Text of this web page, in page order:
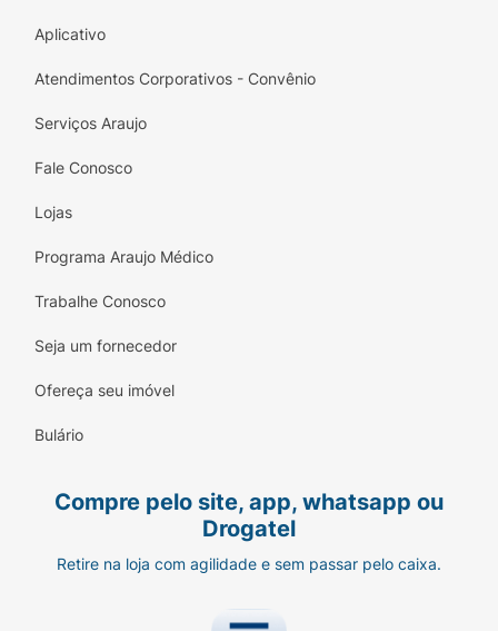
Aromas artificiais
leite (Thermax 690 e Provon 292), cacau em
Aplicativo
Atendimentos Corporativos - Convênio
Serviços Araujo
Fale Conosco
Lojas
Programa Araujo Médico
Trabalhe Conosco
Seja um fornecedor
Ofereça seu imóvel
Bulário
Compre pelo site, app, whatsapp ou
Drogatel
Retire na loja com agilidade e sem passar pelo caixa.